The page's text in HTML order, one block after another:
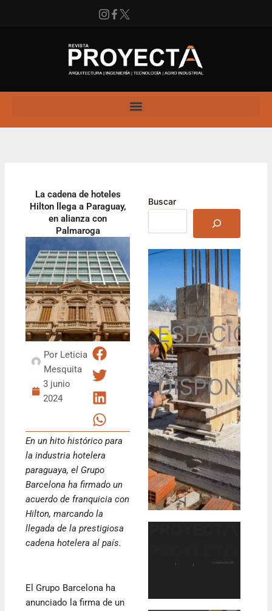
La cadena de hoteles
Hilton llega a Paraguay,
en alianza con
Palmaroga
Por Leticia
Mesquita
3 junio
2024
En un hito histórico para
la industria hotelera
paraguaya, el Grupo
Barcelona ha firmado un
acuerdo de franquicia con
Hilton, marcando la
llegada de la prestigiosa
cadena hotelera al país.
El Grupo Barcelona ha
anunciado la firma de un
Buscar
ESPACIO
InstagramFacebook